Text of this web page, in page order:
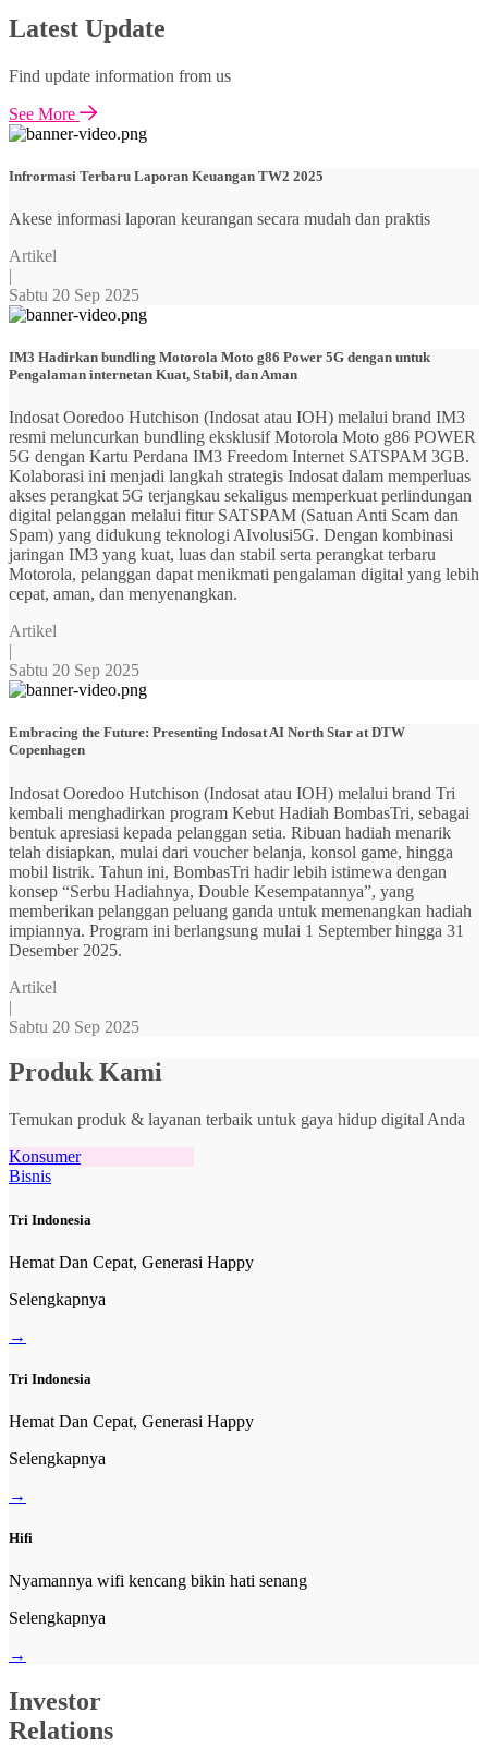
Latest Update
Find update information from us
See More
Infrormasi Terbaru Laporan Keuangan TW2 2025
Akese informasi laporan keurangan secara mudah dan praktis
Artikel
|
Sabtu 20 Sep 2025
IM3 Hadirkan bundling Motorola Moto g86 Power 5G dengan untuk
Pengalaman internetan Kuat, Stabil, dan Aman
Indosat Ooredoo Hutchison (Indosat atau IOH) melalui brand IM3
resmi meluncurkan bundling eksklusif Motorola Moto g86 POWER
5G dengan Kartu Perdana IM3 Freedom Internet SATSPAM 3GB.
Kolaborasi ini menjadi langkah strategis Indosat dalam memperluas
akses perangkat 5G terjangkau sekaligus memperkuat perlindungan
digital pelanggan melalui fitur SATSPAM (Satuan Anti Scam dan
Spam) yang didukung teknologi AIvolusi5G. Dengan kombinasi
jaringan IM3 yang kuat, luas dan stabil serta perangkat terbaru
Motorola, pelanggan dapat menikmati pengalaman digital yang lebih
cepat, aman, dan menyenangkan.
Artikel
|
Sabtu 20 Sep 2025
Embracing the Future: Presenting Indosat AI North Star at DTW
Copenhagen
Indosat Ooredoo Hutchison (Indosat atau IOH) melalui brand Tri
kembali menghadirkan program Kebut Hadiah BombasTri, sebagai
bentuk apresiasi kepada pelanggan setia. Ribuan hadiah menarik
telah disiapkan, mulai dari voucher belanja, konsol game, hingga
mobil listrik. Tahun ini, BombasTri hadir lebih istimewa dengan
konsep “Serbu Hadiahnya, Double Kesempatannya”, yang
memberikan pelanggan peluang ganda untuk memenangkan hadiah
impiannya. Program ini berlangsung mulai 1 September hingga 31
Desember 2025.
Artikel
|
Sabtu 20 Sep 2025
Produk Kami
Temukan produk & layanan terbaik untuk gaya hidup digital Anda
Konsumer
Bisnis
Tri Indonesia
Hemat Dan Cepat, Generasi Happy
Selengkapnya
→
Tri Indonesia
Hemat Dan Cepat, Generasi Happy
Selengkapnya
→
Hifi
Nyamannya wifi kencang bikin hati senang
Selengkapnya
→
Investor
Relations